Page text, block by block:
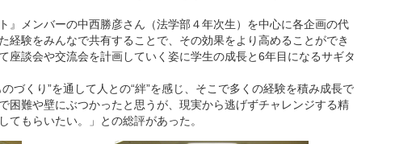
メンバーの中西勝彦さん（法学部４年次生）を中心に各企画の代
経験をみんなで共有することで、その効果をより高めることができ
座談会や交流会を計画していく姿に学生の成長と6年目になるサギタ
づくり”を通して人との“絆”を感じ、そこで多くの経験を積み成長で
困難や壁にぶつかったと思うが、現実から逃げずチャレンジする精
てもらいたい。」との総評があった。